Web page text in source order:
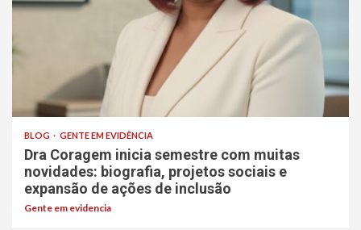
BLOG GENTE EM EVIDÊNCIA
Dra Coragem inicia semestre com muitas
novidades: biografia, projetos sociais e
expansão de ações de inclusão
Gente em evidencia